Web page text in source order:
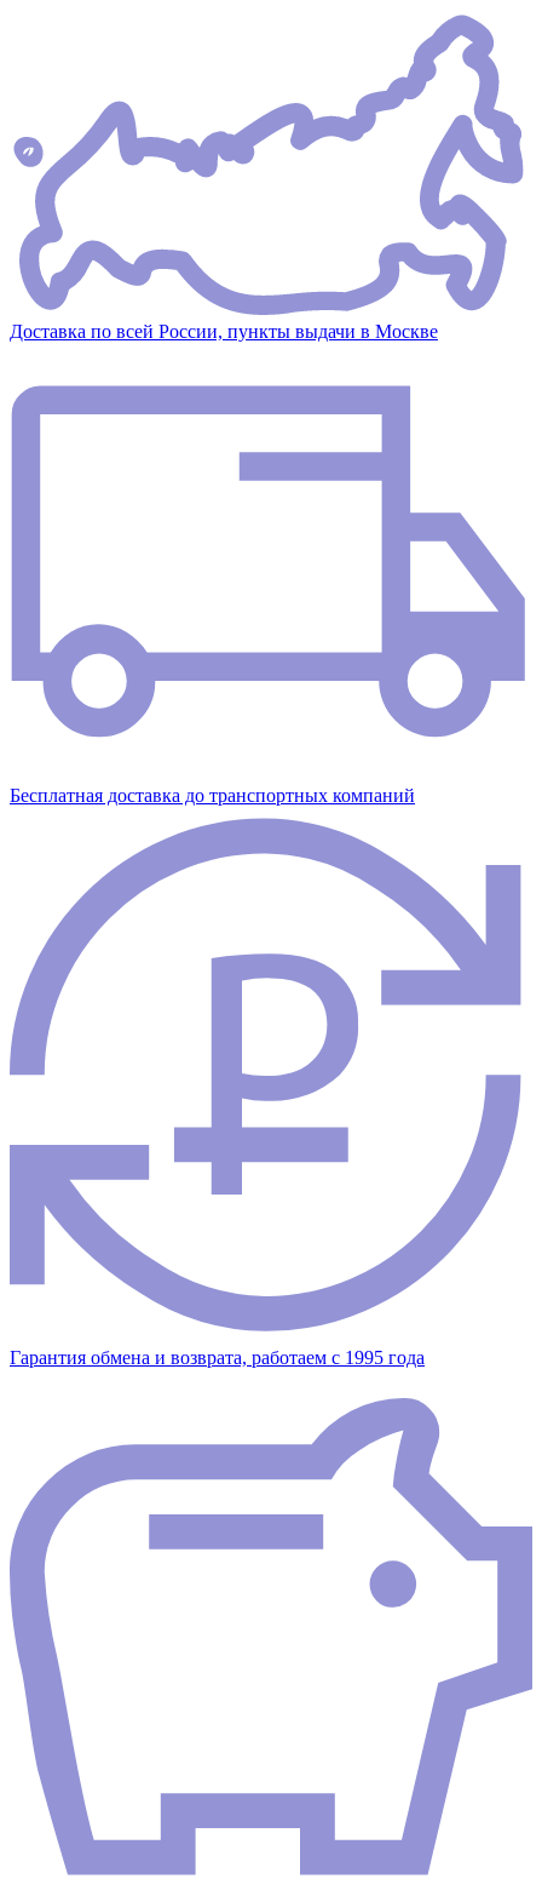
Доставка по всей России, пункты выдачи в Москве
Бесплатная доставка до транспортных компаний
Гарантия обмена и возврата, работаем с 1995 года